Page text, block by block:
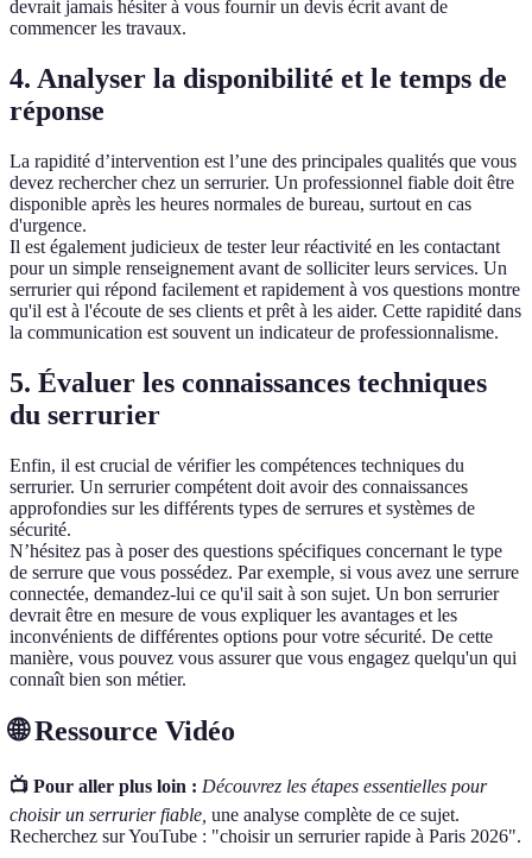
devrait jamais hésiter à vous fournir un devis écrit avant de
commencer les travaux.
4. Analyser la disponibilité et le temps de
réponse
La rapidité d’intervention est l’une des principales qualités que vous
devez rechercher chez un serrurier. Un professionnel fiable doit être
disponible après les heures normales de bureau, surtout en cas
d'urgence.
Il est également judicieux de tester leur réactivité en les contactant
pour un simple renseignement avant de solliciter leurs services. Un
serrurier qui répond facilement et rapidement à vos questions montre
qu'il est à l'écoute de ses clients et prêt à les aider. Cette rapidité dans
la communication est souvent un indicateur de professionnalisme.
5. Évaluer les connaissances techniques
du serrurier
Enfin, il est crucial de vérifier les compétences techniques du
serrurier. Un serrurier compétent doit avoir des connaissances
approfondies sur les différents types de serrures et systèmes de
sécurité.
N’hésitez pas à poser des questions spécifiques concernant le type
de serrure que vous possédez. Par exemple, si vous avez une serrure
connectée, demandez-lui ce qu'il sait à son sujet. Un bon serrurier
devrait être en mesure de vous expliquer les avantages et les
inconvénients de différentes options pour votre sécurité. De cette
manière, vous pouvez vous assurer que vous engagez quelqu'un qui
connaît bien son métier.
🌐 Ressource Vidéo
📺 Pour aller plus loin : Découvrez les étapes essentielles pour
choisir un serrurier fiable, une analyse complète de ce sujet.
Recherchez sur YouTube : "choisir un serrurier rapide à Paris 2026".